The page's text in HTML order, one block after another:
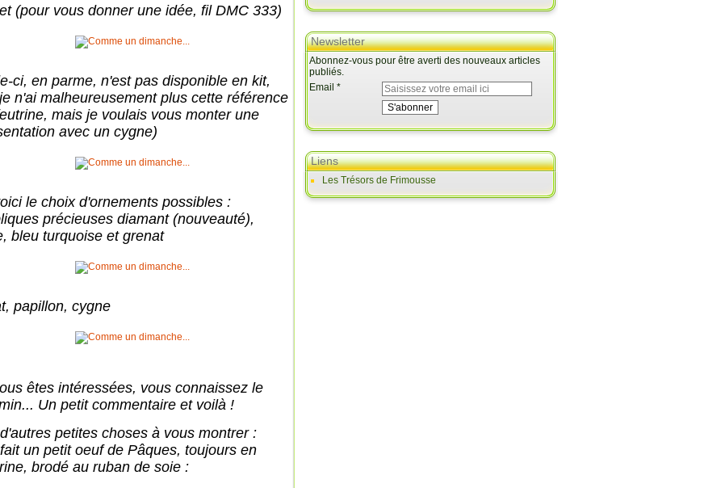
(pour vous donner une idée, fil DMC 333)
ci, en parme, n'est pas disponible en kit,
n'ai malheureusement plus cette référence
mais je voulais vous monter une
avec un cygne)
le choix d'ornements possibles :
précieuses diamant (nouveauté),
bleu turquoise et grenat
papillon, cygne
êtes intéressées, vous connaissez le
Un petit commentaire et voilà !
petites choses à vous montrer :
un petit oeuf de Pâques, toujours en
brodé au ruban de soie :
Newsletter
Abonnez-vous pour être averti des nouveaux articles
publiés.
Email
Liens
Les Trésors de Frimousse